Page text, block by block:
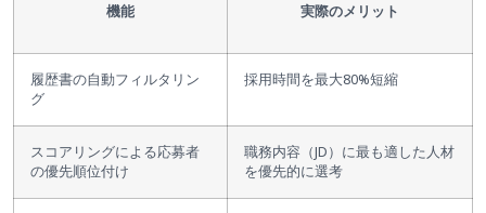
機能 実際のメリット
履歴書の自動フィルタリン
グ
採用時間を最大80%短縮
スコアリングによる応募者
の優先順位付け
職務内容（JD）に最も適した人材
を優先的に選考